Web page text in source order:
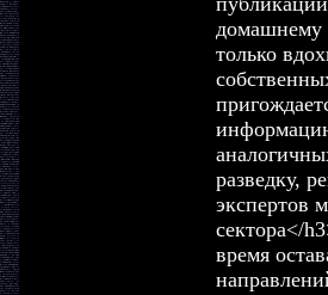
домашнему
только
разведку,
экспертов
сектора</
время